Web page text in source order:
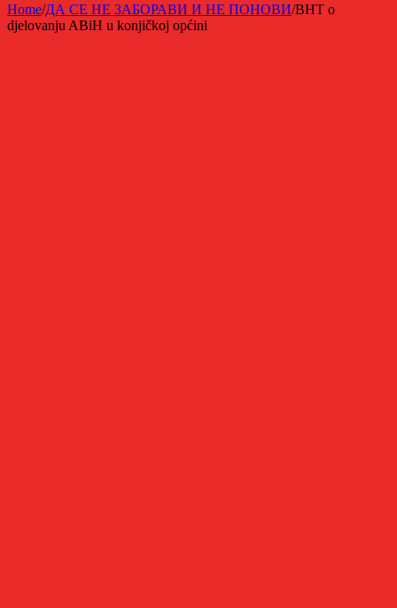
Home/ДА СЕ НЕ ЗАБОРАВИ И НЕ ПОНОВИ/BHT o
djelovanju ABiH u konjičkoj općini